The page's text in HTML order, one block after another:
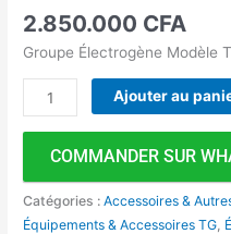
2.850.000 CFA
Groupe Électrogène Modèle
Ajouter au
COMMANDER SUR
Catégories :Accessoires &
Équipements & Accessoires TG,